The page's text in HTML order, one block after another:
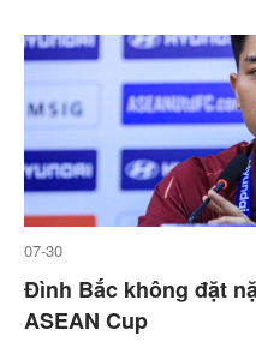
07-30
Đình Bắc không đặt
ASEAN Cup